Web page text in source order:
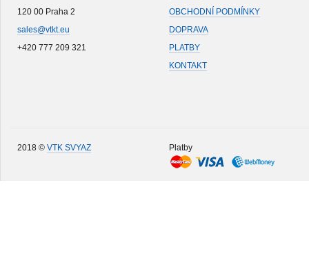
120 00 Praha 2
sales@vtkt.eu
+420 777 209 321
OBCHODNÍ PODMÍNKY
DOPRAVA
PLATBY
KONTAKT
2018 © VTK SVYAZ Platby